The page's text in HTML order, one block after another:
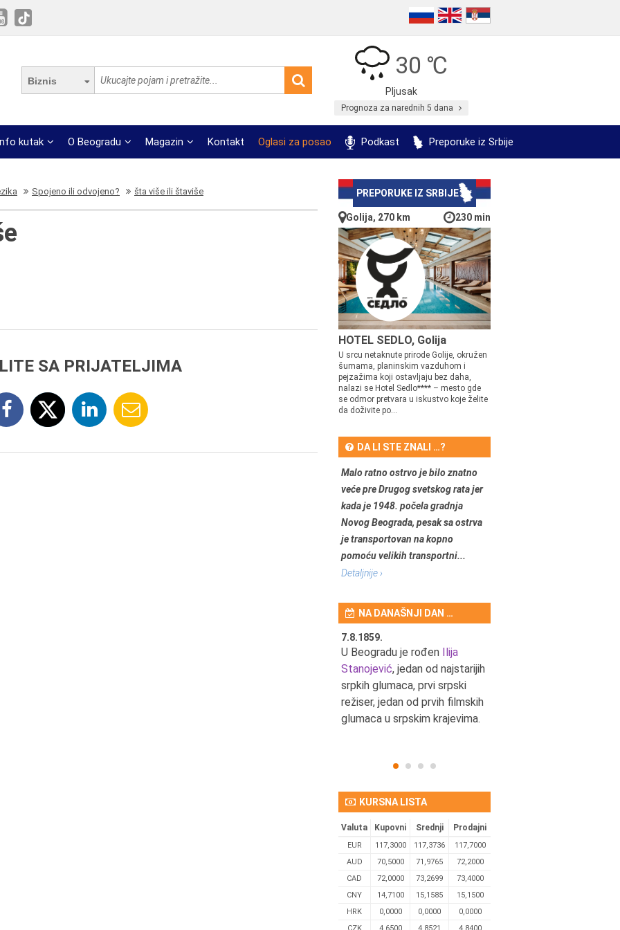
Biznis
30 ℃
Pljusak
Prognoza za narednih 5 dana
kutak O Beogradu Magazin Kontakt Oglasi za posao Podkast Preporuke iz Srbije
Spojeno ili odvojeno? šta više ili štaviše
SA PRIJATELJIMA
PREPORUKE IZ SRBIJE
Golija, 270 km 230 min
HOTEL SEDLO, Golija
U srcu netaknute prirode Golije, okružen
šumama, planinskim vazduhom i
pejzažima koji ostavljaju bez daha,
nalazi se Hotel Sedlo**** – mesto gde
se odmor pretvara u iskustvo koje želite
da doživite po...
DA LI STE ZNALI …?
Malo ratno ostrvo je bilo znatno
veće pre Drugog svetskog rata jer
kada je 1948. počela gradnja
Novog Beograda, pesak sa ostrva
je transportovan na kopno
pomoću velikih transportni...
Detaljnije ›
NA DANAŠNJI DAN …
7.8.1859.
U Beogradu je rođen Ilija
Stanojević, jedan od najstarijih
srpkih glumaca, prvi srpski
režiser, jedan od prvih filmskih
glumaca u srpskim krajevima.
KURSNA LISTA
Valuta Kupovni Srednji Prodajni
EUR 117,3000 117,3736
117,7000
AUD
70,5000 71,9765
72,2000
CAD
72,0000 73,2699
73,4000
CNY
14,7100 15,1585
15,1500
HRK
0,0000 0,0000
0,0000
CZK
4,6500 4,8521 4,8400